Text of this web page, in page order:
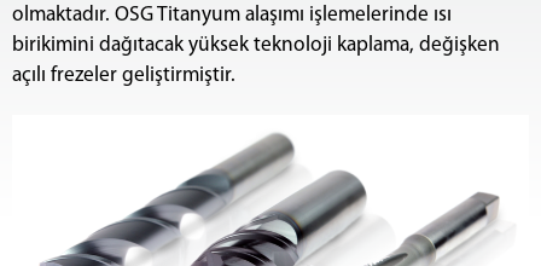
olmaktadır. OSG Titanyum alaşımı işlemelerinde ısı
birikimini dağıtacak yüksek teknoloji kaplama, değişken
açılı frezeler geliştirmiştir.